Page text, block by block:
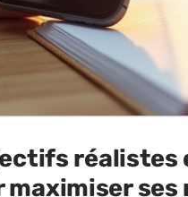
réalistes
ses